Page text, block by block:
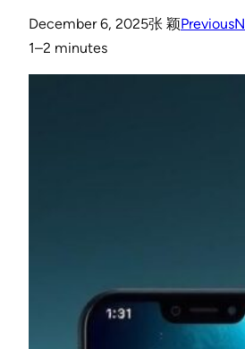
December 6, 2025张 颖Previous
1–2 minutes